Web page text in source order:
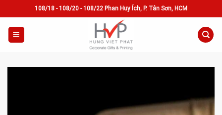
to
content
108/18 - 108/20 - 108/22 Phan Huy Ích, P. Tân Sơn, HCM